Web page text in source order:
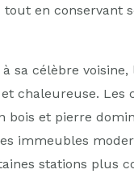
en conservant
sa célèbre voisine,
chaleureuse. Les
bois et pierre
immeubles
stations plus